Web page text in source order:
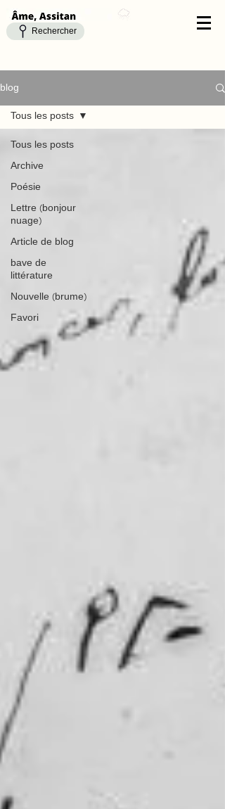
Rechercher
blog
Tous les posts
Archive
Poésie
Lettre (bonjour
nuage)
Article de blog
bave de
littérature
Nouvelle (brume)
Favori
Tous les posts